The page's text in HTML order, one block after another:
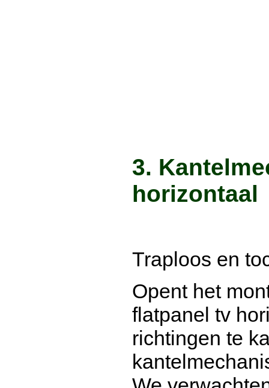
3.
horizontaal
Traploos en
Opent het
flatpanel tv
richtingen te